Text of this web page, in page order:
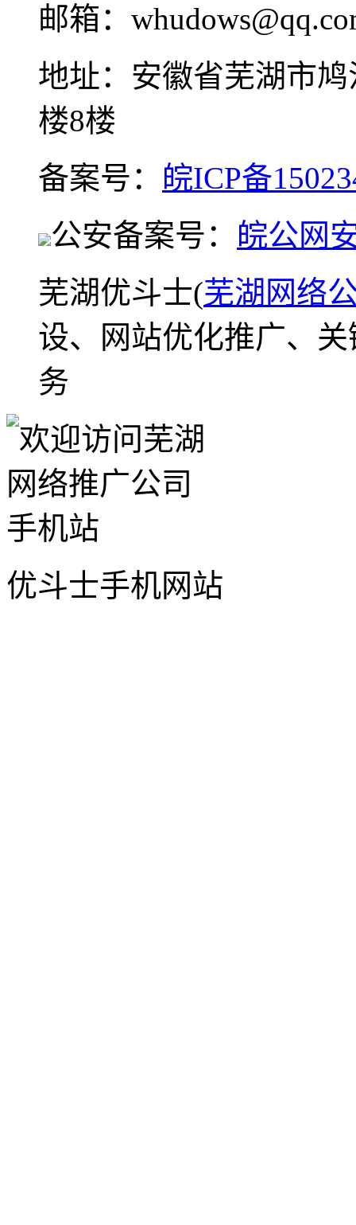
邮箱：
地址：安徽省芜湖市
楼8楼
备案号： 皖ICP备
公安备案号： 皖公网
芜湖优斗士(芜湖网络
设、网站优化推广、
务
优斗士手机网站